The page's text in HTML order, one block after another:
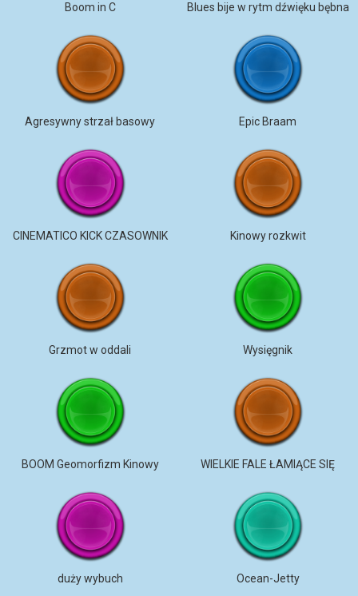
Boom in C Blues bije w rytm dźwięku bębna
Agresywny strzał basowy Epic Braam
CINEMATICO KICK CZASOWNIK Kinowy rozkwit
Grzmot w oddali Wysięgnik
BOOM Geomorfizm Kinowy WIELKIE FALE ŁAMIĄCE SIĘ
duży wybuch Ocean-Jetty